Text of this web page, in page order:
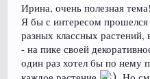
Ирина, очень полезная тема!
Я бы с интересом
разных классных
- на пике своей
один раз хотел бы по нему